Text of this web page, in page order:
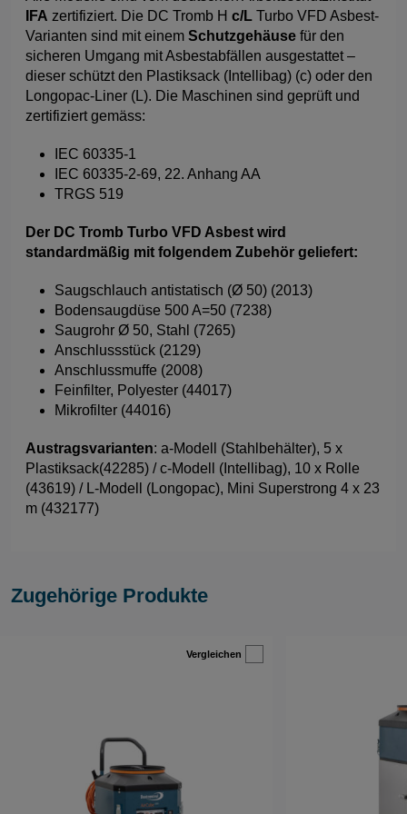
IFA zertifiziert. Die DC Tromb H c/L Turbo VFD Asbest-
Varianten sind mit einem Schutzgehäuse für den
sicheren Umgang mit Asbestabfällen ausgestattet –
dieser schützt den Plastiksack (Intellibag) (c) oder den
Longopac-Liner (L). Die Maschinen sind geprüft und
zertifiziert gemäss:
IEC 60335-1
IEC 60335-2-69, 22. Anhang AA
TRGS 519
Der DC Tromb Turbo VFD Asbest wird
standardmäßig mit folgendem Zubehör geliefert:
Saugschlauch antistatisch (Ø 50) (2013)
Bodensaugdüse 500 A=50 (7238)
Saugrohr Ø 50, Stahl (7265)
Anschlussstück (2129)
Anschlussmuffe (2008)
Feinfilter, Polyester (44017)
Mikrofilter (44016)
Austragsvarianten: a-Modell (Stahlbehälter), 5 x
Plastiksack(42285) / c-Modell (Intellibag), 10 x Rolle
(43619) / L-Modell (Longopac), Mini Superstrong 4 x 23
m (432177)
Zugehörige Produkte
Vergleichen